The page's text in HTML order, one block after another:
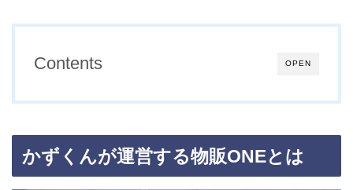
OPEN
Contents
かずくんが運営する物販ONEとは